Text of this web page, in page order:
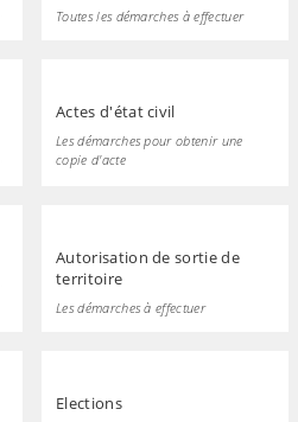
Toutes les démarches à effectuer
Actes d'état civil
Les démarches pour obtenir une
copie d'acte
Autorisation de sortie de
territoire
Les démarches à effectuer
Elections